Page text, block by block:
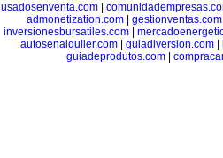
usadosenventa.com|
admonetization.com| gestionventas.com
inversionesbursatiles.com|
autosenalquiler.com| guiadiversion.com|
guiadeprodutos.com|